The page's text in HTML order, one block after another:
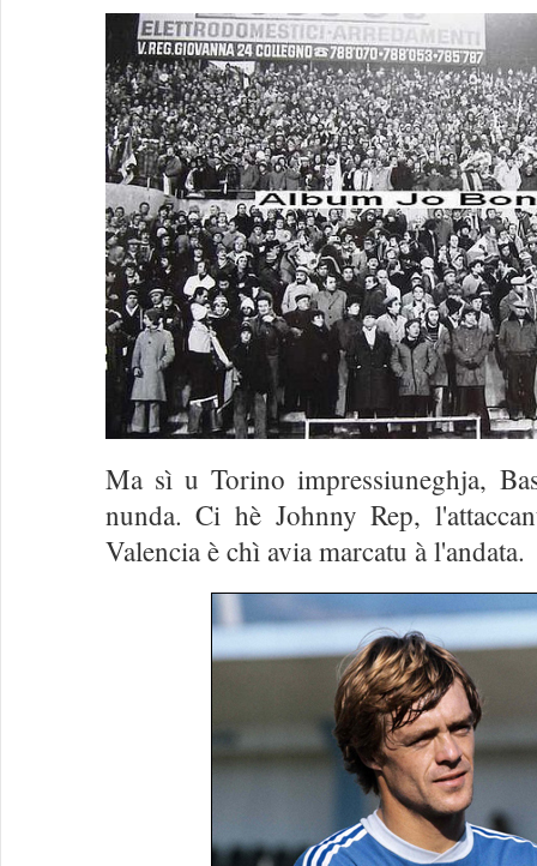
Ma sì u Torino impressiuneghja,
nunda. Ci hè Johnny Rep,
Valencia è chì avia marcatu à l'andata.